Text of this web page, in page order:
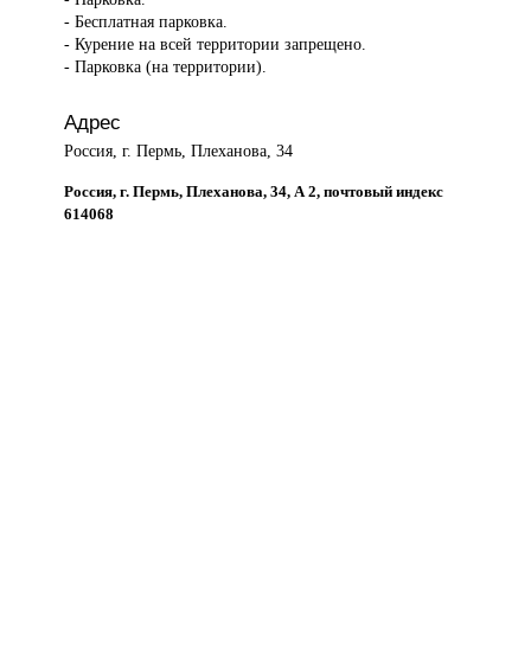
- Бесплатная парковка.
- Курение на всей территории запрещено.
- Парковка (на территории).
Адрес
Россия, г. Пермь, Плеханова, 34
Россия, г. Пермь, Плеханова, 34, А 2, почтовый индекс
614068